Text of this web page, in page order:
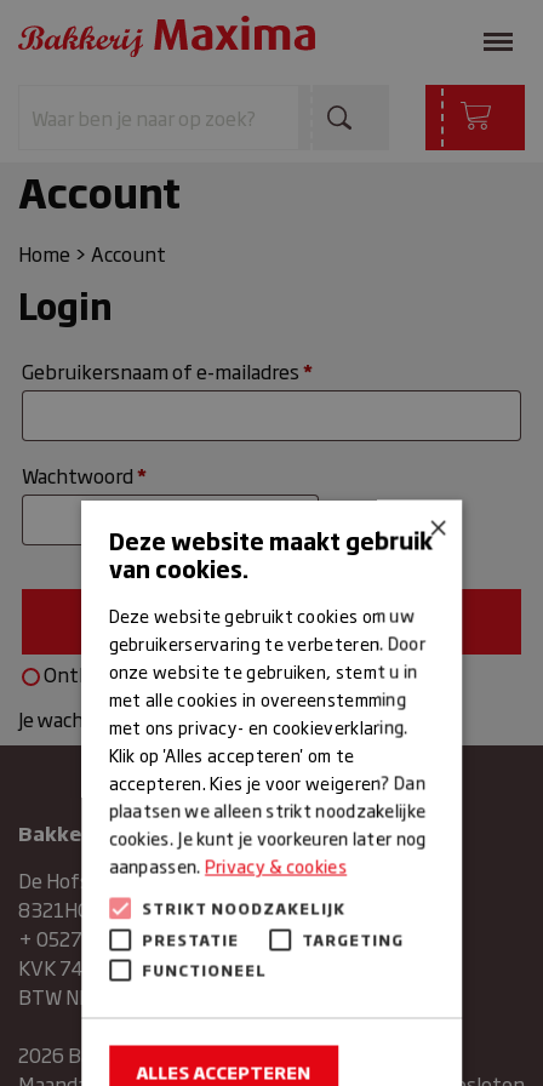
Account
Home > Account
Login
Gebruikersnaam of e-mailadres*
Wachtwoord*
Onthouden
Je wachtwoord vergeten?
Bakkerij Maxima
De Hofstee 1
8321HG Urk
+ 0527683454
KVK 74286293
BTW NR. NL859839151B01
2026 Bakkerij Maxima
×
Deze website maakt gebruik
van cookies.
Deze website gebruikt cookies om uw
gebruikerservaring te verbeteren. Door
onze website te gebruiken, stemt u in
met alle cookies in overeenstemming
met ons privacy- en cookieverklaring.
Klik op 'Alles accepteren' om te
accepteren. Kies je voor weigeren? Dan
plaatsen we alleen strikt noodzakelijke
cookies. Je kunt je voorkeuren later nog
aanpassen.Privacy & cookies
STRIKT NOODZAKELIJK
PRESTATIE
TARGETING
FUNCTIONEEL
ALLES ACCEPTEREN